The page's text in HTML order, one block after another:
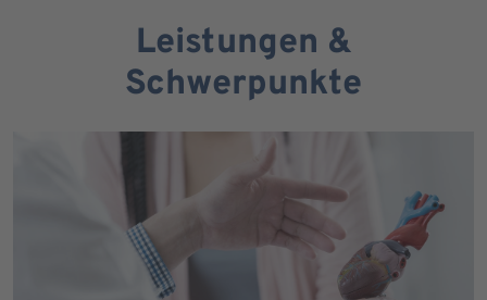
Leistungen &
Schwerpunkte